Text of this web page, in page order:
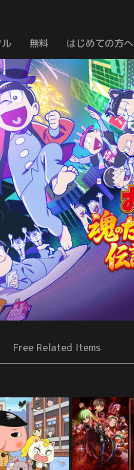
無料 はじめての方へ
Free Related Items